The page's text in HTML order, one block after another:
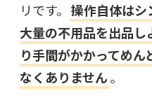
リです。 操作自体はシ
大量の不用品を出品し
り手間がかかってめ
なくありません。